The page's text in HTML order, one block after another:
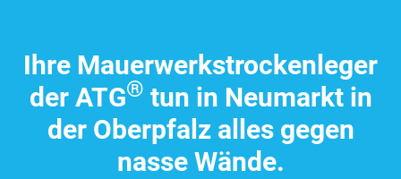
Ihre Mauer­werks­trocken­leger
der ATG® tun in Neumarkt in
der Ober­pfalz alles gegen
nasse Wände.